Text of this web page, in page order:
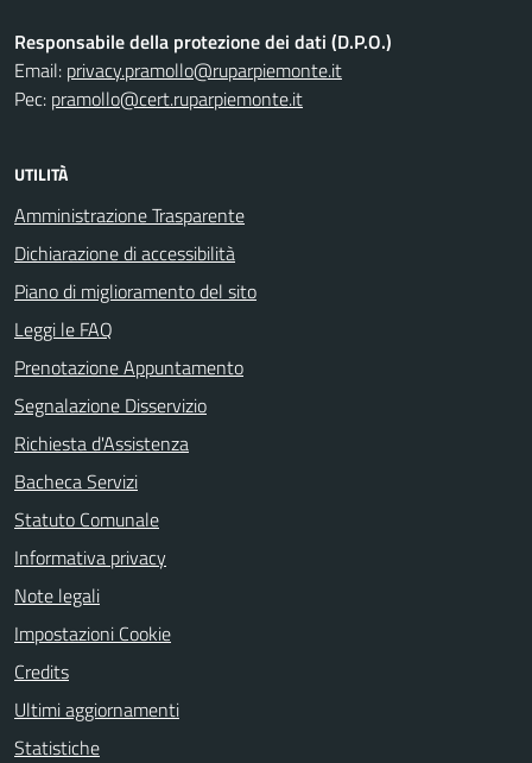
Responsabile della protezione dei dati (D.P.O.)
Email: privacy.pramollo@ruparpiemonte.it
Pec: pramollo@cert.ruparpiemonte.it
UTILITÀ
Amministrazione Trasparente
Dichiarazione di accessibilità
Piano di miglioramento del sito
Leggi le FAQ
Prenotazione Appuntamento
Segnalazione Disservizio
Richiesta d'Assistenza
Bacheca Servizi
Statuto Comunale
Informativa privacy
Note legali
Impostazioni Cookie
Credits
Ultimi aggiornamenti
Statistiche